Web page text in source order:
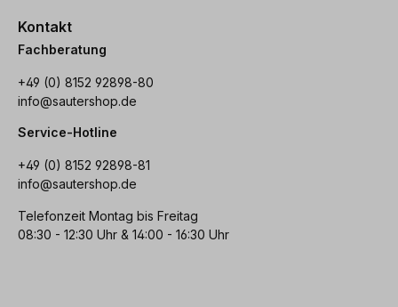
Kontakt
Fachberatung
+49 (0) 8152 92898-80
info@sautershop.de
Service-Hotline
+49 (0) 8152 92898-81
info@sautershop.de
Telefonzeit Montag bis Freitag
08:30 - 12:30 Uhr & 14:00 - 16:30 Uhr